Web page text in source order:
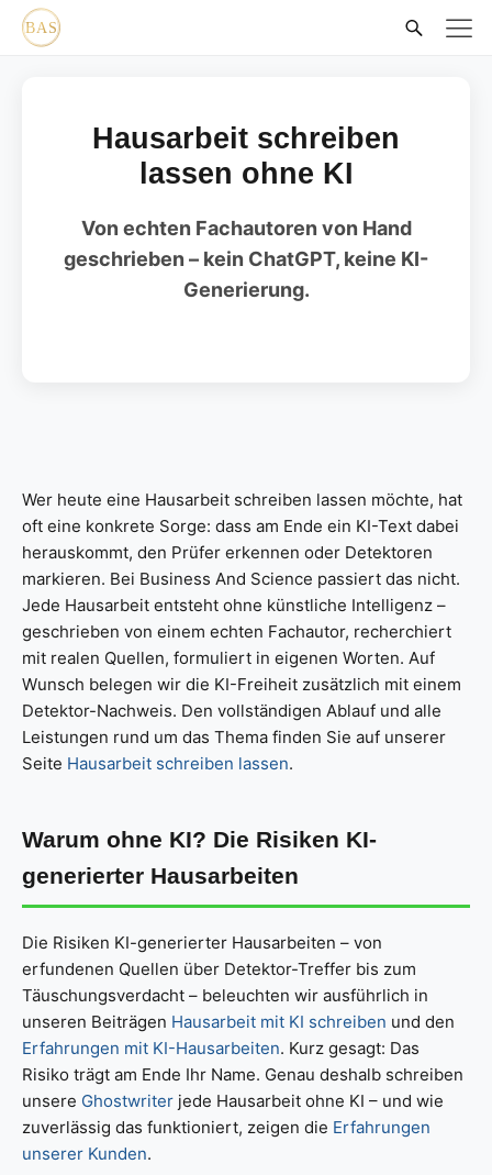
Hausarbeit schreiben
lassen ohne KI
Von echten Fachautoren von Hand
geschrieben – kein ChatGPT, keine KI-
Generierung.
Wer heute eine Hausarbeit schreiben lassen möchte, hat
oft eine konkrete Sorge: dass am Ende ein KI-Text dabei
herauskommt, den Prüfer erkennen oder Detektoren
markieren. Bei Business And Science passiert das nicht.
Jede Hausarbeit entsteht ohne künstliche Intelligenz –
geschrieben von einem echten Fachautor, recherchiert
mit realen Quellen, formuliert in eigenen Worten. Auf
Wunsch belegen wir die KI-Freiheit zusätzlich mit einem
Detektor-Nachweis. Den vollständigen Ablauf und alle
Leistungen rund um das Thema finden Sie auf unserer
Seite Hausarbeit schreiben lassen.
Warum ohne KI? Die Risiken KI-
generierter Hausarbeiten
Die Risiken KI-generierter Hausarbeiten – von
erfundenen Quellen über Detektor-Treffer bis zum
Täuschungsverdacht – beleuchten wir ausführlich in
unseren Beiträgen Hausarbeit mit KI schreiben und den
Erfahrungen mit KI-Hausarbeiten. Kurz gesagt: Das
Risiko trägt am Ende Ihr Name. Genau deshalb schreiben
unsere Ghostwriter jede Hausarbeit ohne KI – und wie
zuverlässig das funktioniert, zeigen die Erfahrungen
unserer Kunden.